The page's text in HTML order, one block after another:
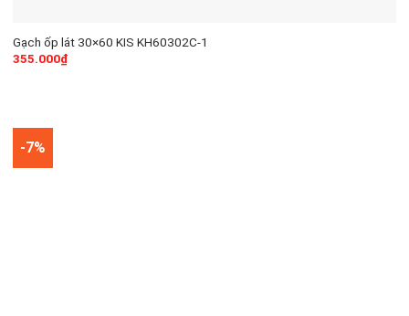
Gạch ốp lát 30×60 KIS KH60302C-1
355.000₫
-7%